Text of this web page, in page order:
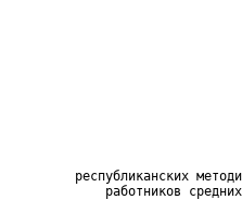
республиканских
работников